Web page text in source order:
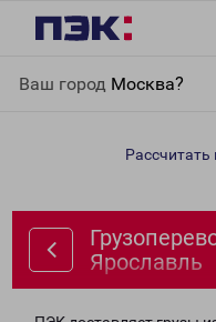
Ваш город Москва?
Ярославль
Рассчитать
Ярославль